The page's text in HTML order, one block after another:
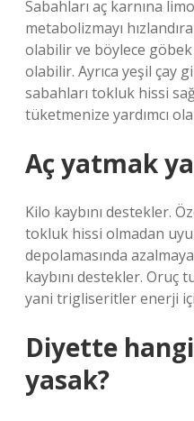
Sabahları aç karnına
metabolizmayı
olabilir ve böylece göbek
olabilir. Ayrıca yeşil çay
sabahları tokluk hissi
tüketmenize yardımcı
Aç yatmak
Kilo kaybını destekler.
tokluk hissi olmadan
depolamasında
kaybını destekler. Oruç
yani trigliseritler enerji
Diyette
yasak?